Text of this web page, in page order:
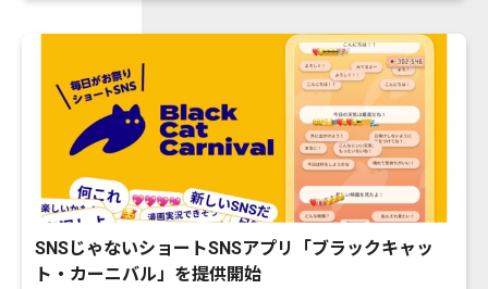
SNSじゃないショートSNSアプリ「ブラックキャッ
ト・カーニバル」を提供開始